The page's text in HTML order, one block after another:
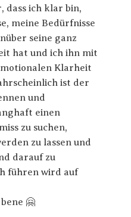
dass ich klar bin,
meine Bedürfnisse
seine ganz
hat und ich ihn mit
Klarheit
ist der
und
einen
zu suchen,
zu lassen und
darauf zu
führen wird auf
🤗